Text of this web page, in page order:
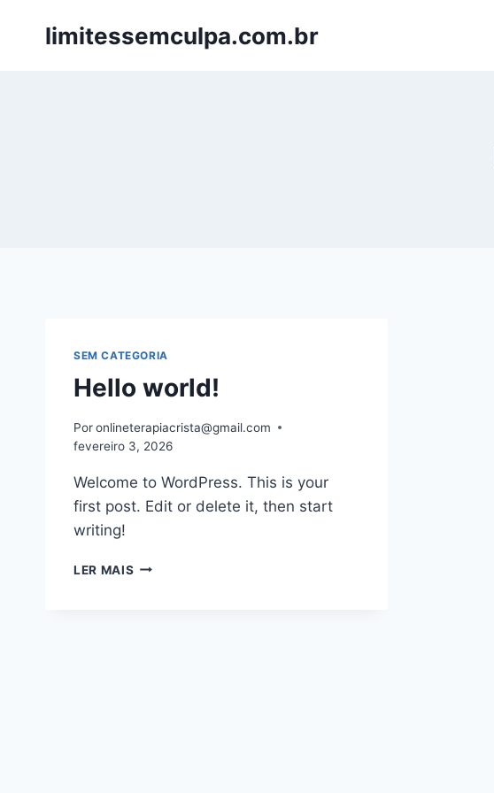
limitessemculpa.com.br
SEM CATEGORIA
Hello world!
Poronlineterapiacrista@gmail.com
fevereiro 3, 2026
Welcome to WordPress. This is your
first post. Edit or delete it, then start
writing!
LER MAIS HELLO